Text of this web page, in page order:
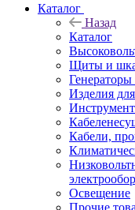
Каталог
Назад
Каталог
Щиты и
Изделия
Кабели,
Освещение
Прочие